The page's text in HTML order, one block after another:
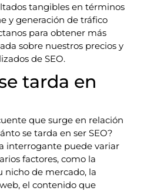
tangibles en términos
y generación de tráfico
para obtener más
sobre nuestros precios y
de SEO.
tarda en
que surge en relación
se tarda en ser SEO?
interrogante puede variar
factores, como la
nicho de mercado, la
el contenido que